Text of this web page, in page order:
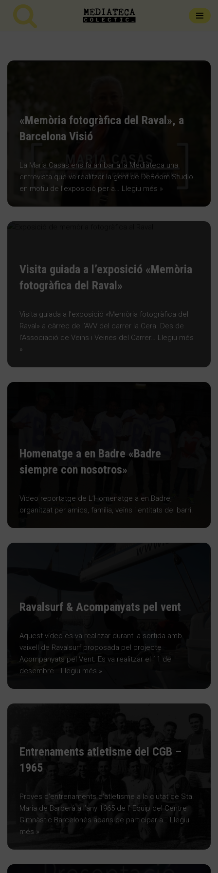
Vés
«Memòria fotogràfica del Raval», a
Barcelona Visió
La Maria Casas ens fa arribar a la Mediateca una
entrevista que va realitzar la gent de DeBoom Studio
en motiu de l’exposició per a… Llegiu més »
Visita guiada a l’exposició «Memòria
fotogràfica del Raval»
Visita guiada a l’exposició «Memòria fotogràfica del
Raval» a càrrec de l’AVV del carrer la Cera. Des de
l’Associació de Veïns i Veïnes del Carrer… Llegiu més
»
Homenatge a en Badre «Badre
siempre con nosotros»
Vídeo reportatge de L’Homenatge a en Badre,
organitzat per amics, família, veïns i entitats del barri.
Ravalsurf & Acompanyats pel vent
Aquest vídeo es va realitzar durant la sortida amb
vaixell de Ravalsurf proposada pel projecte
Acompanyats pel Vent. Es va realitzar el 11 de
desembre… Llegiu més »
Entrenaments atletisme del CGB –
1965
Proves d’entrenaments d’atletisme a la ciutat de Sta.
Maria de Barberà a l’any 1965 de l’ Equip del Centre
Gimnàstic Barcelonès abans de participar a… Llegiu
més »